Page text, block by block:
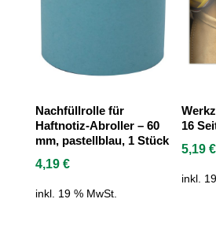
Nachfüllrolle für
Haftnotiz-Abroller – 60
mm, pastellblau, 1 Stück
4,19 €
inkl. 19 % MwSt.
16
5,19€
inkl.